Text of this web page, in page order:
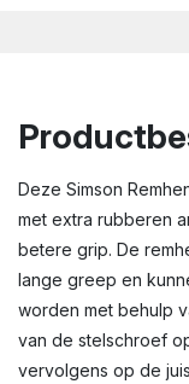
Deze Simson
met extra rubberen
betere grip. De
lange greep en
worden met behulp
van de stelschroef
vervolgens op de